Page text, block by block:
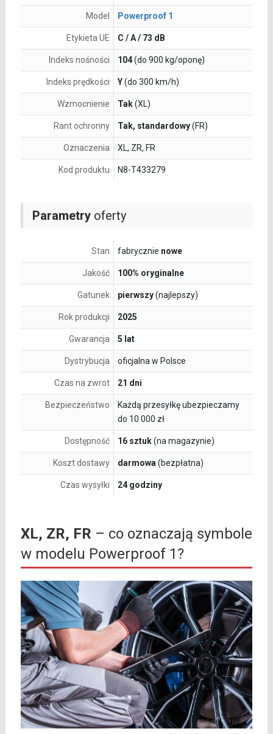
Parametryoferty
Stan fabrycznie nowe
Jakość 100% oryginalne
Gatunek pierwszy(najlepszy)
Rok produkcji 2025
Gwarancja 5 lat
Dystrybucja oficjalna w Polsce
Czas na zwrot 21 dni
Bezpieczeństwo
Każdą przesyłkę ubezpieczamy
do 10 000 zł
Dostępność 16 sztuk(na magazynie)
Koszt dostawy darmowa (bezpłatna)
Czas wysyłki 24 godziny
Model Powerproof 1
Etykieta UE C / A / 73 dB
Indeks nośności 104(do 900 kg/oponę)
Indeks prędkości Y(do 300 km/h)
Wzmocnienie Tak(XL)
Rant ochronny Tak, standardowy(FR)
Oznaczenia XL, ZR, FR
Kod produktu N8-T433279
XL, ZR, FR – co oznaczają symbole
w modelu Powerproof 1?